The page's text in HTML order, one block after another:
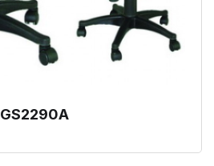
GS2290A